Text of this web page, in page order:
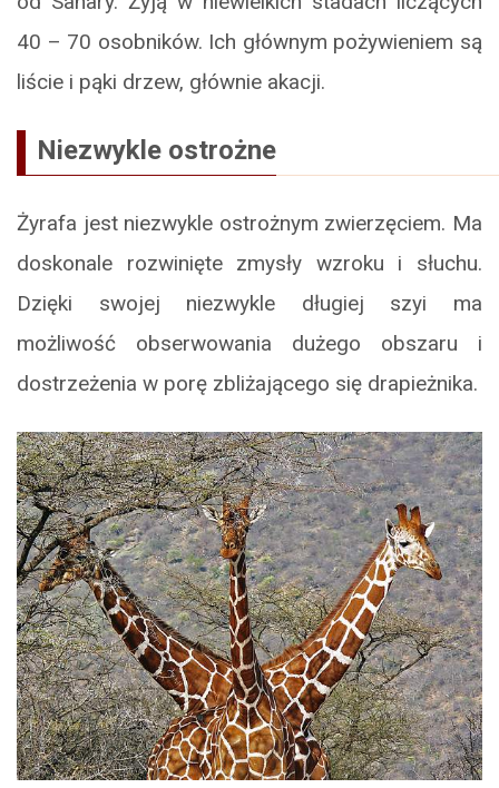
40 – 70 osobników. Ich głównym pożywieniem są
liście i pąki drzew, głównie akacji.
Niezwykle ostrożne
Żyrafa jest niezwykle ostrożnym zwierzęciem. Ma
doskonale rozwinięte zmysły wzroku i słuchu.
Dzięki swojej niezwykle długiej szyi ma
możliwość obserwowania dużego obszaru i
dostrzeżenia w porę zbliżającego się drapieżnika.